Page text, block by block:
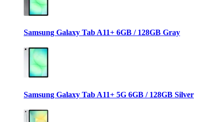
Samsung Galaxy Tab A11+ 6GB / 128GB Gray
Samsung Galaxy Tab A11+ 5G 6GB / 128GB Silver